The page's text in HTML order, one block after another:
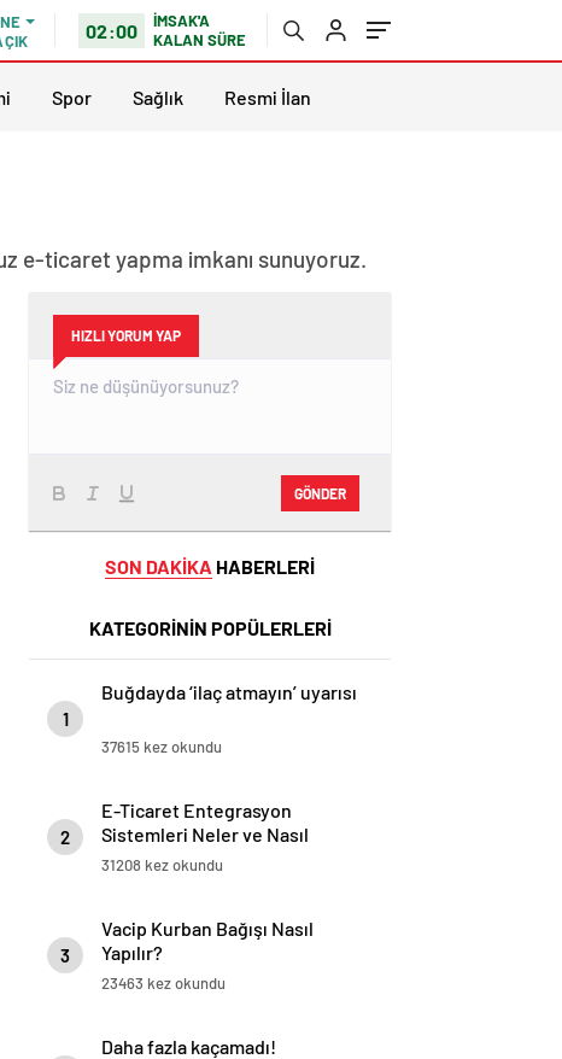
02:00
İMSAK'A
KALAN SÜRE
Spor Sağlık Resmi İlan
e-ticaret yapma imkanı sunuyoruz.
HIZLI YORUM YAP
GÖNDER
SON DAKİKA HABERLERİ
KATEGORİNİN POPÜLERLERİ
1
Buğdayda ‘ilaç atmayın’ uyarısı
37615 kez okundu
2
E-Ticaret Entegrasyon
Sistemleri Neler ve Nasıl
Yapılır?
31208 kez okundu
3
Vacip Kurban Bağışı Nasıl
Yapılır?
23463 kez okundu
Daha fazla kaçamadı!